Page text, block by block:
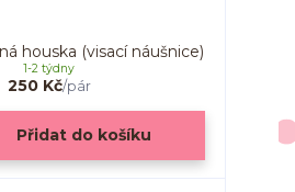
houska (visací náušnice)
250 Kč/pár
1-2 týdny
Přidat do košíku